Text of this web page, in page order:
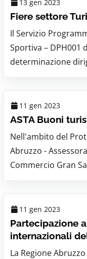
13 gen 2023
Fiere settore
Il Servizio
Sportiva – DPH001
determinazione
11 gen 2023
ASTA Buoni
Nell'ambito del
Abruzzo -
Commercio Gran
11 gen 2023
Partecipazione
internazionali
La Regione